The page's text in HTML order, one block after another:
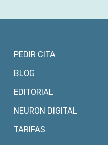
PEDIR CITA
BLOG
EDITORIAL
NEURON DIGITAL
TARIFAS